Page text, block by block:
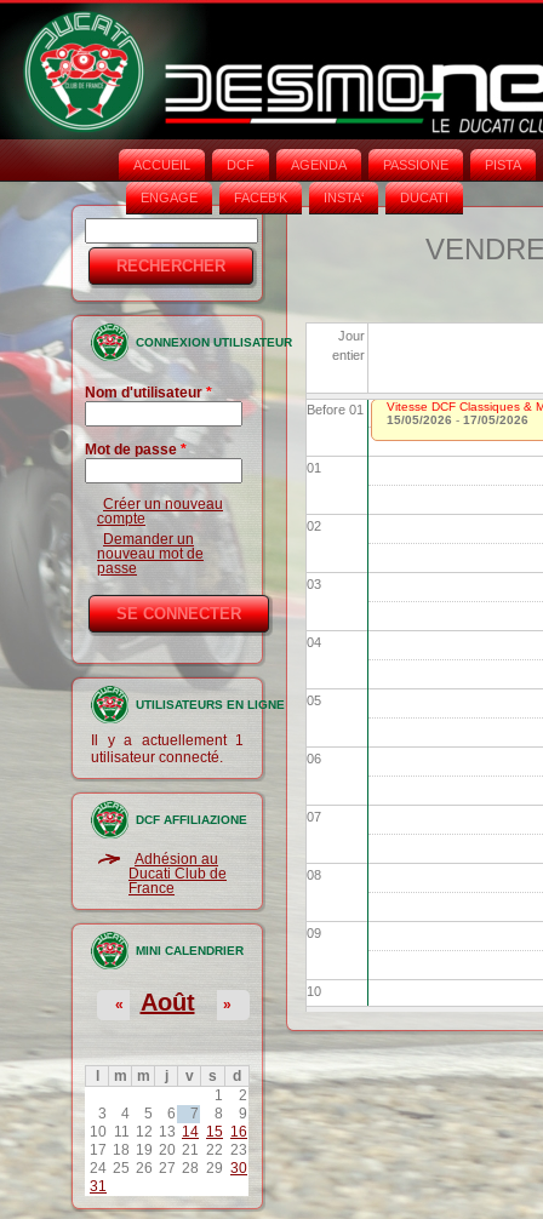
ACCUEIL DCF AGENDA PASSIONE PISTA
ENGAGE FACEB'K INSTA‘ DUCATI
Formulaire
de
recherche
CONNEXION UTILISATEUR
Nom d'utilisateur*
Mot de passe *
Créer un nouveau
compte
Demander un
nouveau mot de
passe
UTILISATEURS EN LIGNE
Il y a actuellement 1
utilisateur connecté.
DCF AFFILIAZIONE
Adhésion au
Ducati Club de
France
MINI CALENDRIER
Août
« »
m m j v s
d
1
2
3
4 5 6 7 8
9
10 11 12 13 14 15 16
17 18 19 20 21 22 23
24 25 26 27 28 29 30
31
Jour
entier
Before 01
01
02
03
04
05
06
07
08
09
10
11
12
13
Vitesse DCF Classiques &
15/05/2026 - 17/05/2026